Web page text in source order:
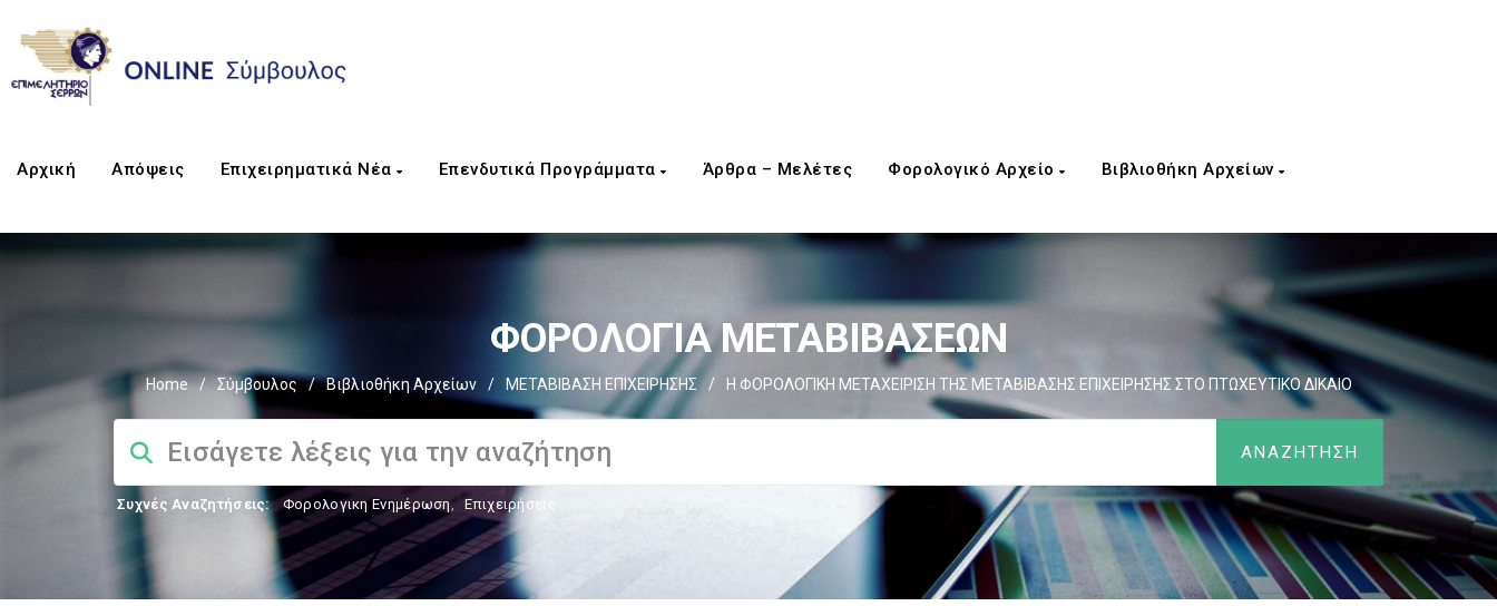
Αρχική Απόψεις Επιχειρηματικά Νέα Επενδυτικά Προγράμματα Άρθρα – Μελέτες Φορολογικό Αρχείο Βιβλιοθήκη Αρχείων
ΦΟΡΟΛΟΓΙΑ ΜΕΤΑΒΙΒΑΣΕΩΝ
Home / Σύμβουλος / Βιβλιοθήκη Αρχείων / ΜΕΤΑΒΙΒΑΣΗ ΕΠΙΧΕIΡΗΣΗΣ / H ΦΟΡΟΛΟΓΙΚΗ ΜΕΤΑΧΕΙΡΙΣΗ ΤΗΣ ΜΕΤΑΒΙΒΑΣΗΣ ΕΠΙΧΕΙΡΗΣΗΣ ΣΤΟ ΠΤΩΧΕΥΤΙΚΟ ΔΙΚΑΙΟ
Συχνές Αναζητήσεις: Φορολογικη Ενημέρωση, Επιχειρήσεις